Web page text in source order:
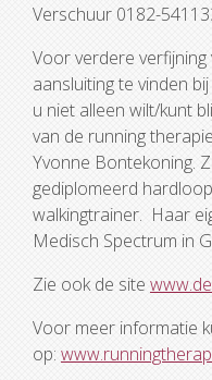
Verschuur 0182-
Voor verdere
aansluiting te vinden
u niet alleen wilt/kunt
van de running
Yvonne Bontekoning.
gediplomeerd
walkingtrainer. Haar
Medisch Spectrum in
Zie ook de site
Voor meer informatie
op: